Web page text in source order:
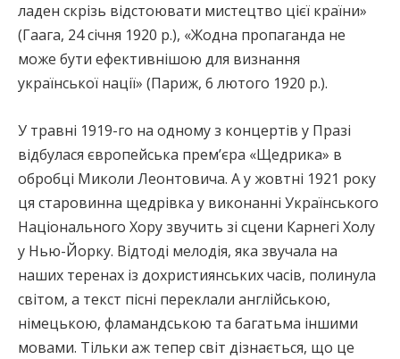
ладен скрізь відстоювати мистецтво цієї країни»
(Гаага, 24 січня 1920 р.), «Жодна пропаганда не
може бути ефективнішою для визнання
української нації» (Париж, 6 лютого 1920 р.).
У травні 1919-го на одному з концертів у Празі
відбулася європейська прем’єра «Щедрика» в
обробці Миколи Леонтовича. А у жовтні 1921 року
ця старовинна щедрівка у виконанні Українського
Національного Хору звучить зі сцени Карнегі Холу
у Нью-Йорку. Відтоді мелодія, яка звучала на
наших теренах із дохристиянських часів, полинула
світом, а текст пісні переклали англійською,
німецькою, фламандською та багатьма іншими
мовами. Тільки аж тепер світ дізнається, що це